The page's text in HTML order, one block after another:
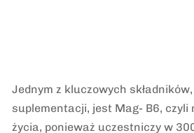
Jednym z kluczowych
suplementacji, jest Mag- B6,
życia, ponieważ uczestniczy w